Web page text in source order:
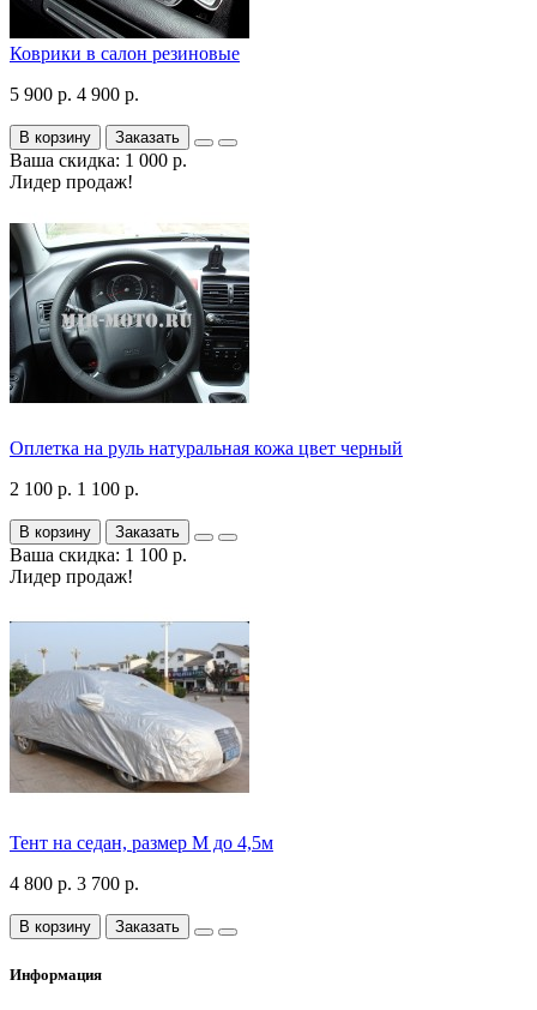
Коврики в салон резиновые
5 900 р. 4 900 р.
В корзину Заказать
Ваша скидка: 1 000 р.
Лидер продаж!
Оплетка на руль натуральная кожа цвет черный
2 100 р. 1 100 р.
В корзину Заказать
Ваша скидка: 1 100 р.
Лидер продаж!
Тент на седан, размер М до 4,5м
4 800 р. 3 700 р.
В корзину Заказать
Информация